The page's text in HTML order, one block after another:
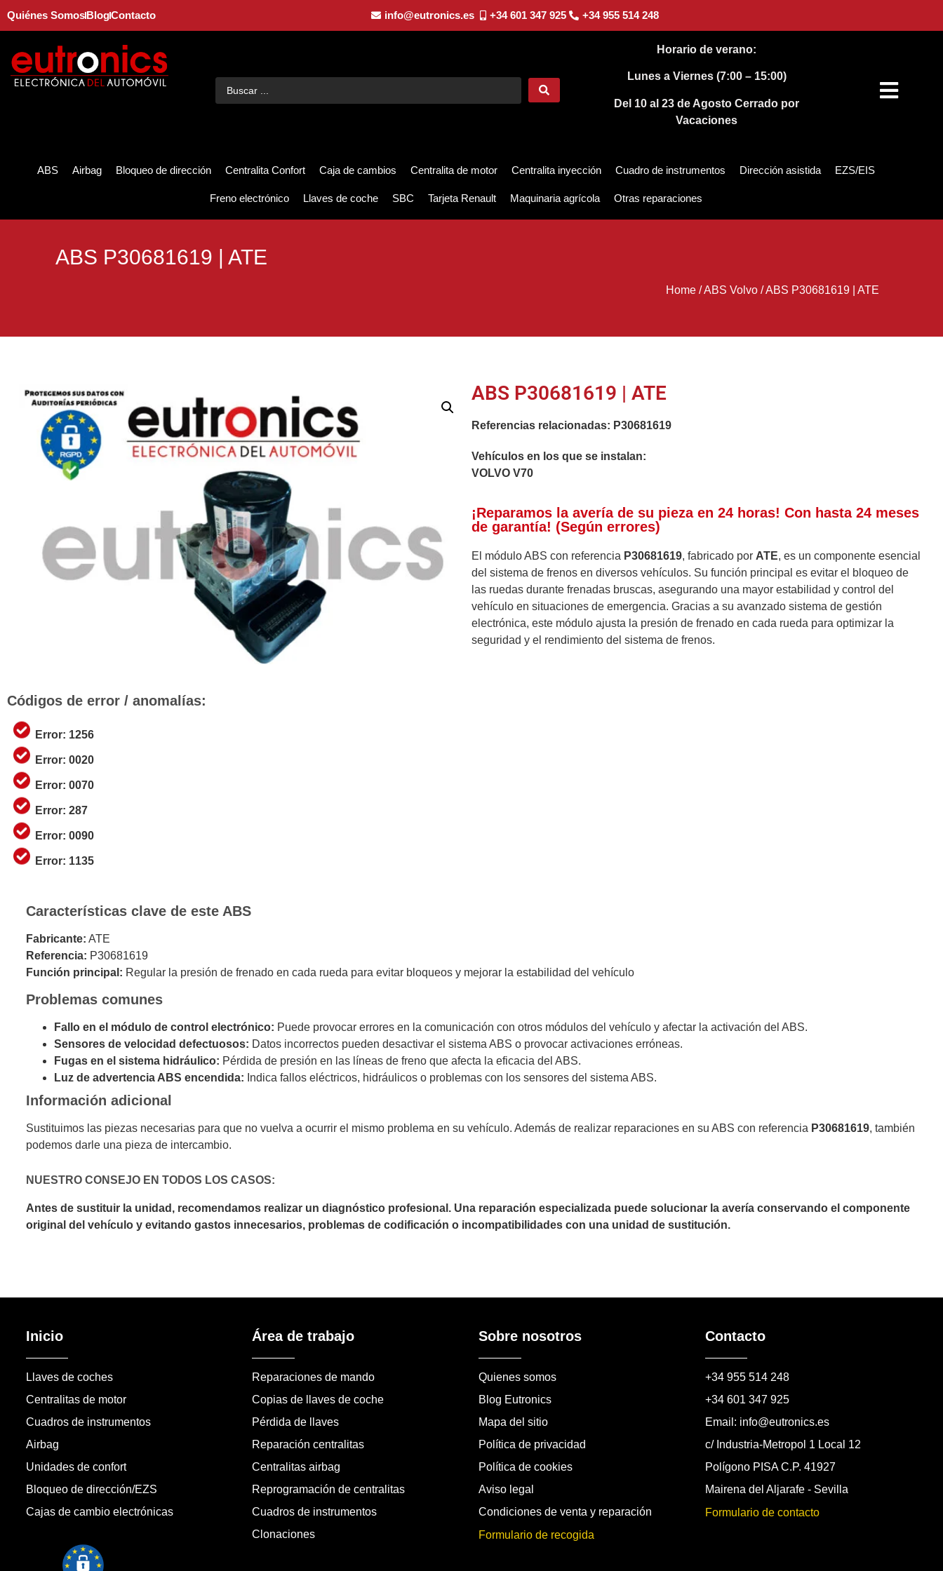
Quiénes SomosBlogContacto info@eutronics.es +34 601 347 925 +34 955 514 248
Horario de verano:
Lunes a Viernes (7:00 – 15:00)
Del 10 al 23 de AgostoCerrado por
Vacaciones
ABS Airbag Bloqueo de dirección Centralita Confort Caja de cambios Centralita de motor Centralita inyección Cuadro de instrumentos Dirección asistida EZS/EIS
Freno electrónico Llaves de coche SBC Tarjeta Renault Maquinaria agrícola Otras reparaciones
ABS P30681619 | ATE
Home/ABS Volvo/ABS P30681619 | ATE
ABS P30681619 | ATE
Referencias relacionadas: P30681619
Vehículos en los que se instalan:
VOLVO V70
¡Reparamos la avería de su pieza en 24 horas! Con hasta 24 meses
de garantía! (Según errores)
El módulo ABS con referencia P30681619, fabricado por ATE, es un componente esencial
del sistema de frenos en diversos vehículos. Su función principal es evitar el bloqueo de
las ruedas durante frenadas bruscas, asegurando una mayor estabilidad y control del
vehículo en situaciones de emergencia. Gracias a su avanzado sistema de gestión
electrónica, este módulo ajusta la presión de frenado en cada rueda para optimizar la
seguridad y el rendimiento del sistema de frenos.
Códigos de error / anomalías:
Error: 1256
Error: 0020
Error: 0070
Error: 287
Error: 0090
Error: 1135
Características clave de este ABS
Fabricante: ATE
Referencia: P30681619
Función principal: Regular la presión de frenado en cada rueda para evitar bloqueos y mejorar la estabilidad del vehículo
Problemas comunes
Fallo en el módulo de control electrónico: Puede provocar errores en la comunicación con otros módulos del vehículo y afectar la activación del ABS.
Sensores de velocidad defectuosos: Datos incorrectos pueden desactivar el sistema ABS o provocar activaciones erróneas.
Fugas en el sistema hidráulico: Pérdida de presión en las líneas de freno que afecta la eficacia del ABS.
Luz de advertencia ABS encendida: Indica fallos eléctricos, hidráulicos o problemas con los sensores del sistema ABS.
Información adicional
Sustituimos las piezas necesarias para que no vuelva a ocurrir el mismo problema en su vehículo. Además de realizar reparaciones en su ABS con referencia P30681619, también
podemos darle una pieza de intercambio.
NUESTRO CONSEJO EN TODOS LOS CASOS:
Antes de sustituir la unidad, recomendamos realizar un diagnóstico profesional. Una reparación especializada puede solucionar la avería conservando el componente
original del vehículo y evitando gastos innecesarios, problemas de codificación o incompatibilidades con una unidad de sustitución.
Inicio
Llaves de coches
Centralitas de motor
Cuadros de instrumentos
Airbag
Unidades de confort
Bloqueo de dirección/EZS
Cajas de cambio electrónicas
Área de trabajo
Reparaciones de mando
Copias de llaves de coche
Pérdida de llaves
Reparación centralitas
Centralitas airbag
Reprogramación de centralitas
Cuadros de instrumentos
Clonaciones
Sobre nosotros
Quienes somos
Blog Eutronics
Mapa del sitio
Política de privacidad
Política de cookies
Aviso legal
Condiciones de venta y reparación
Formulario de recogida
Contacto
+34 955 514 248
+34 601 347 925
Email: info@eutronics.es
c/ Industria-Metropol 1 Local 12
Polígono PISA C.P. 41927
Mairena del Aljarafe - Sevilla
Formulario de contacto